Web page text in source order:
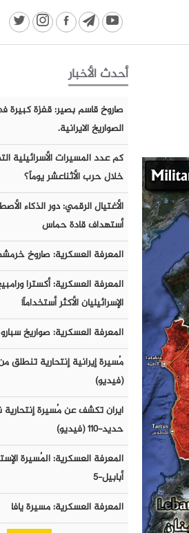
أحدث الأخبار
صاروخ قاسم بصير: قفزة كبيرة
الصواريخ الايرانية.
كم عدد المسيرات الأسرائيلية
خلال حرب الأثناعشر يوماً؟
الأغتيال الرقمي: دور الذكاء
أستهداف قادة حماس
المعرفة العسكرية: صاروخ خرمشهر-٤
المعرفة العسكرية: أكسترا
الإسرائيليان الأكثر أستخداماً!
المعرفة العسكرية: صواريخ
مُسيرة إيرانية إنتحارية تنطلق
(فيديو)
ايران تكشف عن مُسيرة إنتحارية
حديد-١١٠ (فيديو)
المعرفة العسكرية: المُسيرة
أبابيل-٥
المعرفة العسكرية: مسيرة يافا